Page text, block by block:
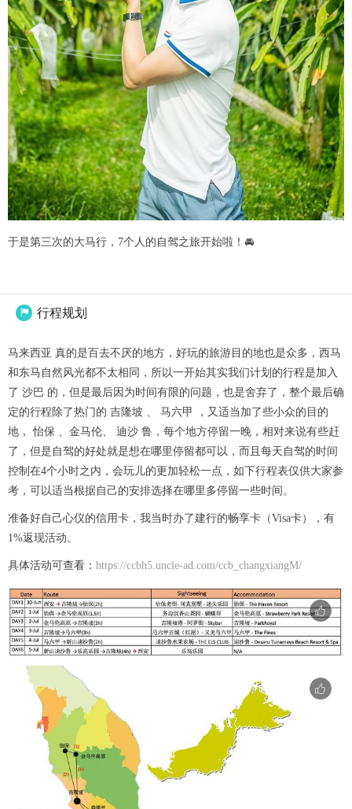
于是第三次的大马行，7个人的自驾之旅开始啦！🚘
 行程规划
马来西亚 真的是百去不厌的地方，好玩的旅游目的地也是众多，西马
和东马自然风光都不太相同，所以一开始其实我们计划的行程是加入
了 沙巴 的，但是最后因为时间有限的问题，也是舍弃了，整个最后确
定的行程除了热门的 吉隆坡 、 马六甲 ，又适当加了些小众的目的
地， 怡保 、金马伦、 迪沙 鲁，每个地方停留一晚，相对来说有些赶
了，但是自驾的好处就是想在哪里停留都可以，而且每天自驾的时间
控制在4个小时之内，会玩儿的更加轻松一点，如下行程表仅供大家参
考，可以适当根据自己的安排选择在哪里多停留一些时间。
准备好自己心仪的信用卡，我当时办了建行的畅享卡（Visa卡），有
1%返现活动。
具体活动可查看： https://ccbh5.uncle-ad.com/ccb_changxiangM/